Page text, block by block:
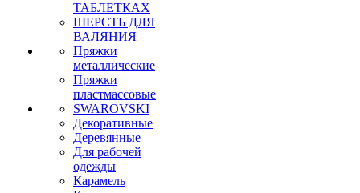
ТАБЛЕТКАХ
ШЕРСТЬ ДЛЯ
ВАЛЯНИЯ
Пряжки
металлические
Пряжки
пластмассовые
SWAROVSKI
Декоративные
Деревянные
Для рабочей
одежды
Карамель